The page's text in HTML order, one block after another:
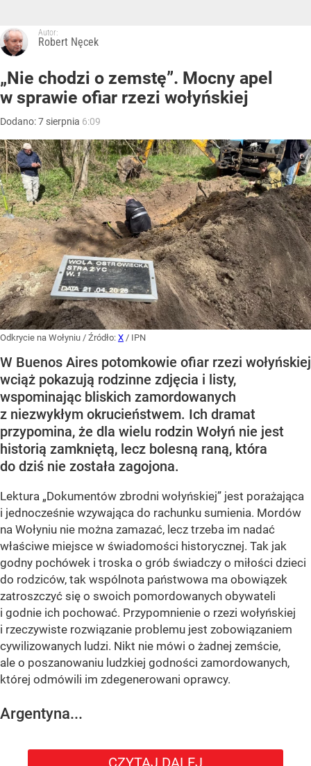
Autor:
Robert Nęcek
„Nie chodzi o zemstę”. Mocny apel
w sprawie ofiar rzezi wołyńskiej
Dodano:7 sierpnia 6:09
Odkrycie na Wołyniu / Źródło: X / IPN
W Buenos Aires potomkowie ofiar rzezi wołyńskiej
wciąż pokazują rodzinne zdjęcia i listy,
wspominając bliskich zamordowanych
z niezwykłym okrucieństwem. Ich dramat
przypomina, że dla wielu rodzin Wołyń nie jest
historią zamkniętą, lecz bolesną raną, która
do dziś nie została zagojona.
Lektura „Dokumentów zbrodni wołyńskiej” jest porażająca
i jednocześnie wzywająca do rachunku sumienia. Mordów
na Wołyniu nie można zamazać, lecz trzeba im nadać
właściwe miejsce w świadomości historycznej. Tak jak
godny pochówek i troska o grób świadczy o miłości dzieci
do rodziców, tak wspólnota państwowa ma obowiązek
zatroszczyć się o swoich pomordowanych obywateli
i godnie ich pochować. Przypomnienie o rzezi wołyńskiej
i rzeczywiste rozwiązanie problemu jest zobowiązaniem
cywilizowanych ludzi. Nikt nie mówi o żadnej zemście,
ale o poszanowaniu ludzkiej godności zamordowanych,
której odmówili im zdegenerowani oprawcy.
Argentyna...